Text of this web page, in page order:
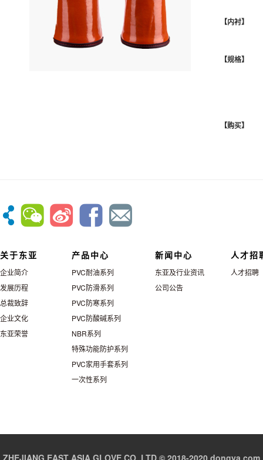
【内衬】
【规格】
【购买】
关于东亚
企业简介
发展历程
总裁致辞
企业文化
东亚荣誉
产品中心
PVC耐油系列
PVC防滑系列
PVC防寒系列
PVC防酸碱系列
NBR系列
特殊功能防护系列
PVC家用手套系列
一次性系列
新闻中心
东亚及行业资讯
公司公告
人才招
人才招聘
ZHEJIANG EAST ASIA GLOVE CO.,LTD © 2018-2020 dongya.com